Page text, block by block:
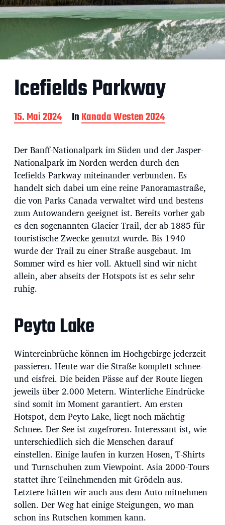
Icefields Parkway
B
e
t
r
a
g
s
d
a
t
u
m
15. Mai 2024 InKanada Westen 2024
Der Banff-Nationalpark im Süden und der Jasper-
Nationalpark im Norden werden durch den
Icefields Parkway miteinander verbunden. Es
handelt sich dabei um eine reine Panoramastraße,
die von Parks Canada verwaltet wird und bestens
zum Autowandern geeignet ist. Bereits vorher gab
es den sogenannten Glacier Trail, der ab 1885 für
touristische Zwecke genutzt wurde. Bis 1940
wurde der Trail zu einer Straße ausgebaut. Im
Sommer wird es hier voll. Aktuell sind wir nicht
allein, aber abseits der Hotspots ist es sehr sehr
ruhig.
Peyto Lake
Wintereinbrüche können im Hochgebirge jederzeit
passieren. Heute war die Straße komplett schnee-
und eisfrei. Die beiden Pässe auf der Route liegen
jeweils über 2.000 Metern. Winterliche Eindrücke
sind somit im Moment garantiert. Am ersten
Hotspot, dem Peyto Lake, liegt noch mächtig
Schnee. Der See ist zugefroren. Interessant ist, wie
unterschiedlich sich die Menschen darauf
einstellen. Einige laufen in kurzen Hosen, T-Shirts
und Turnschuhen zum Viewpoint. Asia 2000-Tours
stattet ihre Teilnehmenden mit Grödeln aus.
Letztere hätten wir auch aus dem Auto mitnehmen
sollen. Der Weg hat einige Steigungen, wo man
schon ins Rutschen kommen kann.